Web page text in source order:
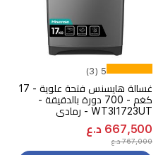
5 (3)
غسالة هايسنس فتحة علوية - 17
كغم - 700 دورة بالدقيقة -
WT3I1723UT - رمادي
667,500 د.ع
767,000 د.ع